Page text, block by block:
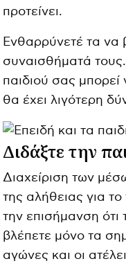
προτείνει.
Ενθαρρύνετέ τα να
συναισθήματά
παιδιού σας
θα έχει λιγότερη
Διδάξτε την
Διαχείριση των
της αλήθειας για το
την επισήμανση ότι
βλέπετε μόνο τα
αγώνες και οι